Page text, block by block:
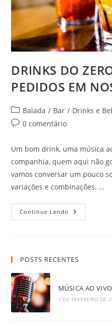
DRINKS DO
PEDIDOS EM
Categoria
do
Balada / Bar / Drinks e
Comentários
post:
0 comentário
Um bom drink, uma música
companhia, quem aqui não
vamos conversar um pouco
variações e combinações. …
Continue Lendo DRINKS
DO
EM
POSTS RECENTES
MÚSICA AO
1 DE FEVEREIRO DE